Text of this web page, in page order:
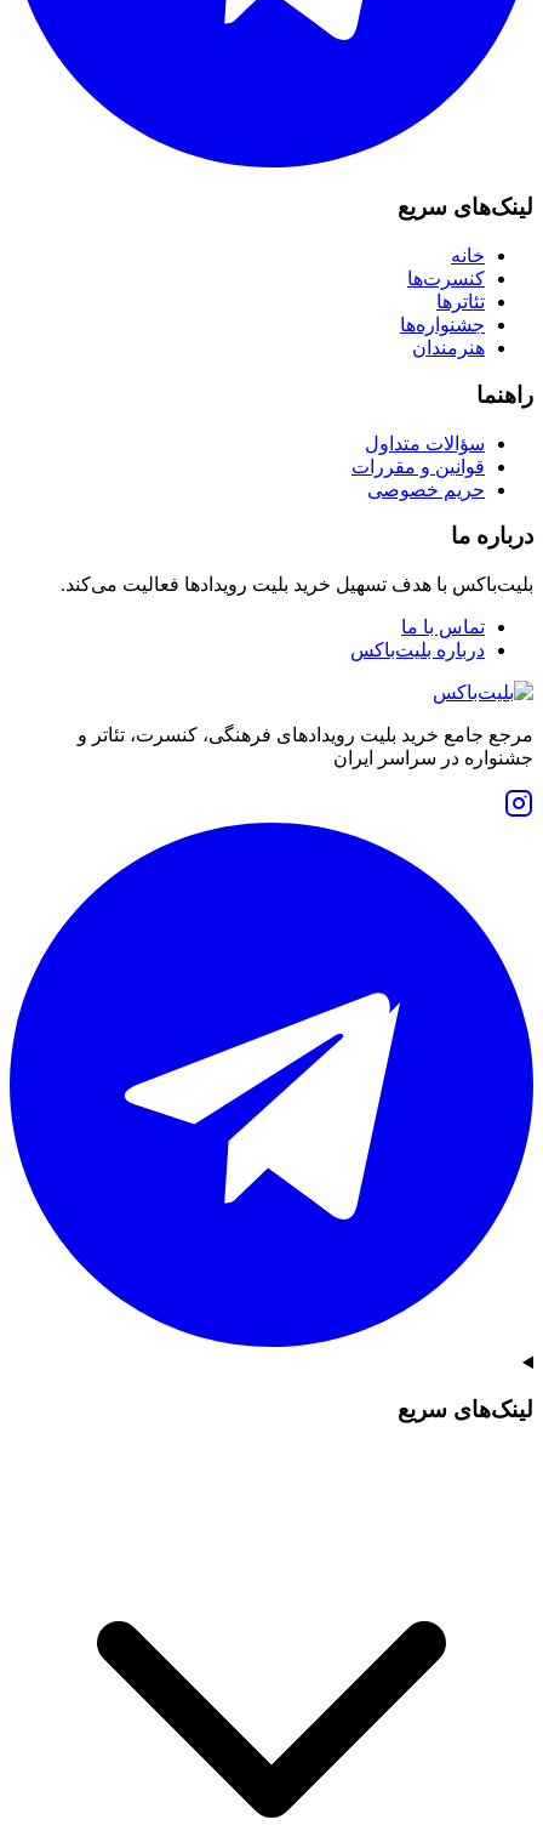
لینک‌های سریع
خانه
کنسرت‌ها
تئاترها
جشنواره‌ها
هنرمندان
راهنما
سؤالات متداول
قوانین و مقررات
حریم خصوصی
درباره ما
بلیت‌باکس با هدف تسهیل خرید بلیت رویدادها فعالیت می‌کند.
تماس با ما
درباره بلیت‌باکس
مرجع جامع خرید بلیت رویدادهای فرهنگی، کنسرت، تئاتر و
جشنواره در سراسر ایران
لینک‌های سریع